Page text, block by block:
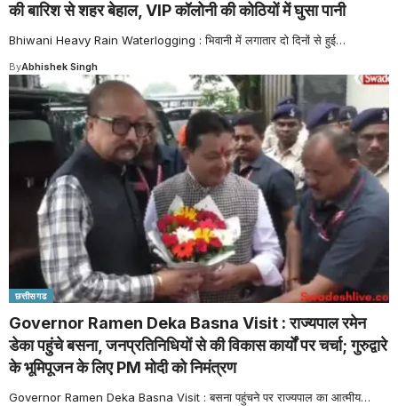
की बारिश से शहर बेहाल, VIP कॉलोनी की कोठियों में घुसा पानी
Bhiwani Heavy Rain Waterlogging : भिवानी में लगातार दो दिनों से हुई…
ByAbhishek Singh
छत्तीसगढ
Governor Ramen Deka Basna Visit : राज्यपाल रमेन
डेका पहुंचे बसना, जनप्रतिनिधियों से की विकास कार्यों पर चर्चा; गुरुद्वारे
के भूमिपूजन के लिए PM मोदी को निमंत्रण
Governor Ramen Deka Basna Visit : बसना पहुंचने पर राज्यपाल का आत्मीय…